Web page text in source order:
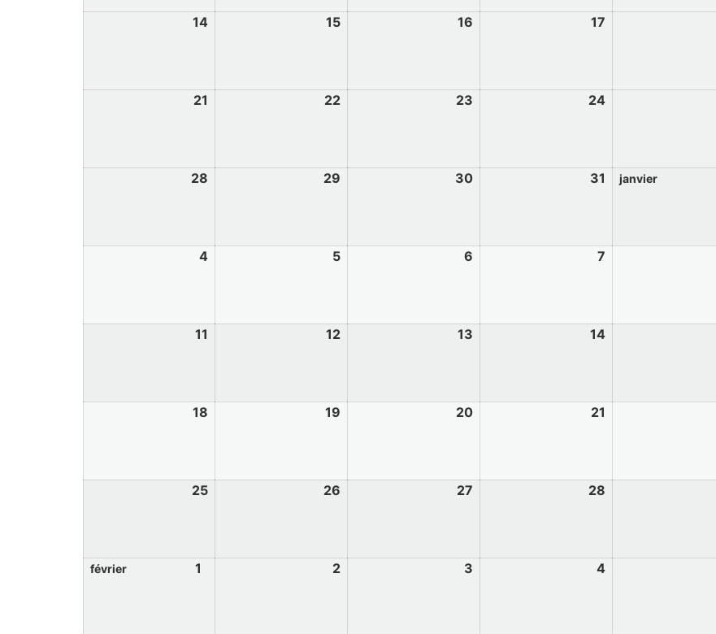
14 15 16 17
21 22 23 24
28 29 30 31 janvier
4 5 6 7
11 12 13 14
18 19 20 21
25 26 27 28
février 1 2 3 4